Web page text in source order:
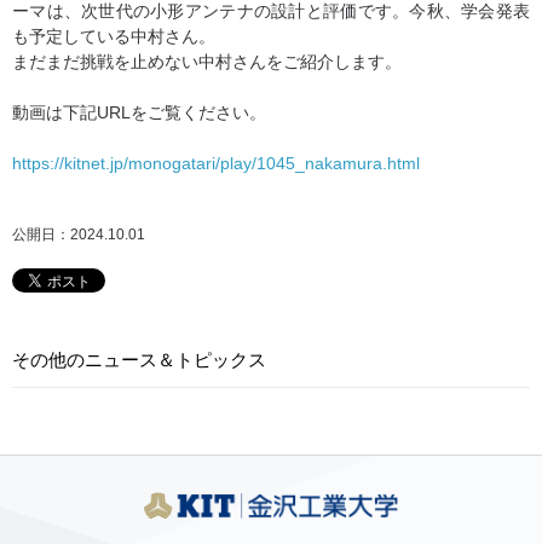
ーマは、次世代の小形アンテナの設計と評価です。今秋、学会発表
も予定している中村さん。
まだまだ挑戦を止めない中村さんをご紹介します。
動画は下記URLをご覧ください。
https://kitnet.jp/monogatari/play/1045_nakamura.html
公開日：2024.10.01
その他のニュース＆トピックス